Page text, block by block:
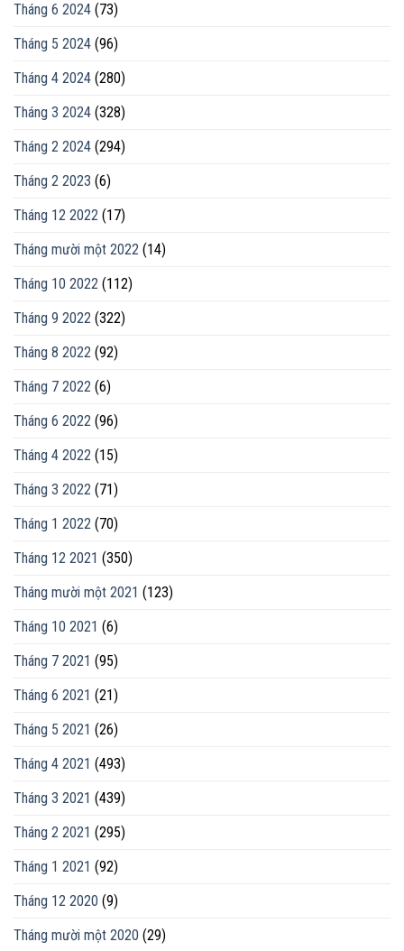
Tháng 6 2024 (73)
Tháng 5 2024 (96)
Tháng 4 2024 (280)
Tháng 3 2024 (328)
Tháng 2 2024 (294)
Tháng 2 2023 (6)
Tháng 12 2022 (17)
Tháng mười một 2022 (14)
Tháng 10 2022 (112)
Tháng 9 2022 (322)
Tháng 8 2022 (92)
Tháng 7 2022 (6)
Tháng 6 2022 (96)
Tháng 4 2022 (15)
Tháng 3 2022 (71)
Tháng 1 2022 (70)
Tháng 12 2021 (350)
Tháng mười một 2021 (123)
Tháng 10 2021 (6)
Tháng 7 2021 (95)
Tháng 6 2021 (21)
Tháng 5 2021 (26)
Tháng 4 2021 (493)
Tháng 3 2021 (439)
Tháng 2 2021 (295)
Tháng 1 2021 (92)
Tháng 12 2020 (9)
Tháng mười một 2020 (29)